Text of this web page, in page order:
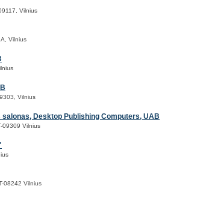
Vilnius
Vilnius
Vilnius
salonas, Desktop Publishing Computers, UAB
09309 Vilnius
08242 Vilnius